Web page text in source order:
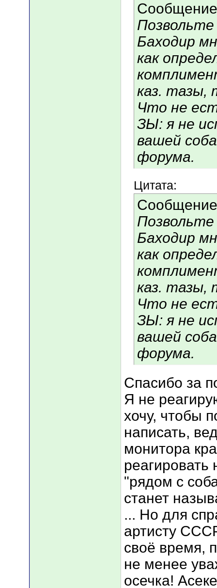
Баходир
как
каз. тазы,
Что не
ЗЫ: я не
вашей
форума.
Цитата:
Баходир
как
каз. тазы,
Что не
ЗЫ: я не
вашей
форума.
Спасибо за
Я не
хочу, чтобы
написать,
монитора
реагировать
"рядом с
станет
... Но для
артисту
своё время,
не менее
осечка!